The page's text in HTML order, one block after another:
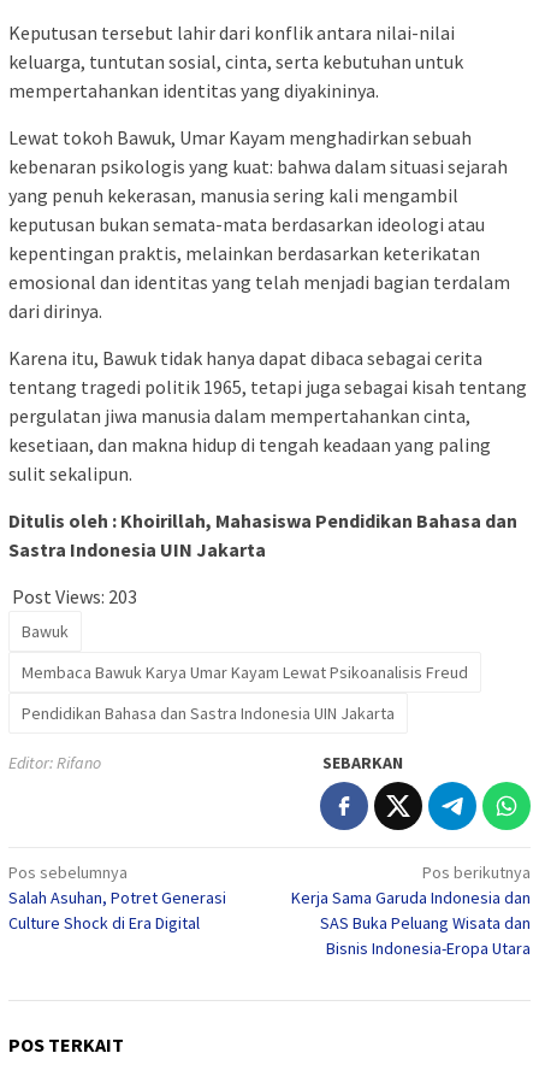
Keputusan tersebut lahir dari konflik antara nilai-nilai
keluarga, tuntutan sosial, cinta, serta kebutuhan untuk
mempertahankan identitas yang diyakininya.
Lewat tokoh Bawuk, Umar Kayam menghadirkan sebuah
kebenaran psikologis yang kuat: bahwa dalam situasi sejarah
yang penuh kekerasan, manusia sering kali mengambil
keputusan bukan semata-mata berdasarkan ideologi atau
kepentingan praktis, melainkan berdasarkan keterikatan
emosional dan identitas yang telah menjadi bagian terdalam
dari dirinya.
Karena itu, Bawuk tidak hanya dapat dibaca sebagai cerita
tentang tragedi politik 1965, tetapi juga sebagai kisah tentang
pergulatan jiwa manusia dalam mempertahankan cinta,
kesetiaan, dan makna hidup di tengah keadaan yang paling
sulit sekalipun.
Ditulis oleh : Khoirillah, Mahasiswa Pendidikan Bahasa dan
Sastra Indonesia UIN Jakarta
Post Views: 203
Bawuk
Membaca Bawuk Karya Umar Kayam Lewat Psikoanalisis Freud
Pendidikan Bahasa dan Sastra Indonesia UIN Jakarta
Editor: Rifano SEBARKAN
Navigasi
pos
Pos sebelumnya
Salah Asuhan, Potret Generasi
Culture Shock di Era Digital
Pos berikutnya
Kerja Sama Garuda Indonesia dan
SAS Buka Peluang Wisata dan
Bisnis Indonesia-Eropa Utara
POS TERKAIT